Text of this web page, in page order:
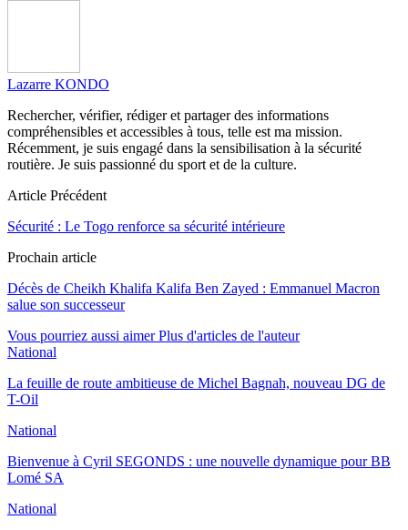
Lazarre KONDO
Rechercher, vérifier, rédiger et partager des informations
compréhensibles et accessibles à tous, telle est ma mission.
Récemment, je suis engagé dans la sensibilisation à la sécurité
routière. Je suis passionné du sport et de la culture.
Article Précédent
Sécurité : Le Togo renforce sa sécurité intérieure
Prochain article
Décès de Cheikh Khalifa Kalifa Ben Zayed : Emmanuel Macron
salue son successeur
Vous pourriez aussi aimer Plus d'articles de l'auteur
National
La feuille de route ambitieuse de Michel Bagnah, nouveau DG de
T-Oil
National
Bienvenue à Cyril SEGONDS : une nouvelle dynamique pour BB
Lomé SA
National